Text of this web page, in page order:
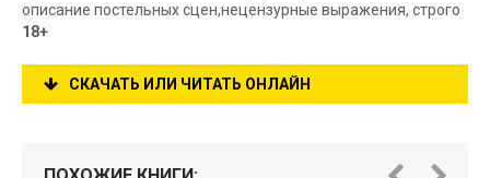
описание постельных сцен,нецензурные выражения, строго
18+
СКАЧАТЬ ИЛИ ЧИТАТЬ ОНЛАЙН